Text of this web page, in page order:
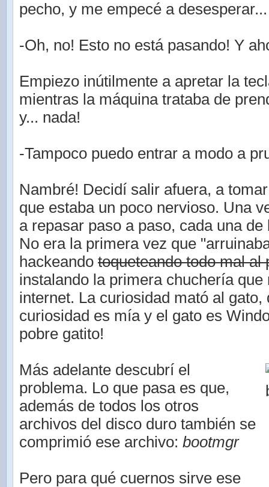
pecho, y me empecé a desesperar...
-Oh, no! Esto no está pasando! Y
Empiezo inútilmente a apretar la
mientras la máquina trataba de
y... nada!
-Tampoco puedo entrar a modo a
Nambré! Decidí salir afuera, a
que estaba un poco nervioso. Una
a repasar paso a paso, cada una
No era la primera vez que
hackeando toqueteando todo mal al
instalando la primera chuchería que
internet. La curiosidad mató al gato,
curiosidad es mía y el gato es
pobre gatito!
Más adelante descubrí el
problema. Lo que pasa es que,
además de todos los otros
archivos del disco duro también se
comprimió ese archivo: bootmgr
Pero para qué cuernos sirve ese